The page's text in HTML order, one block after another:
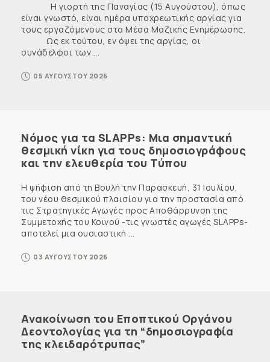
Η γιορτή της Παναγίας (15 Αυγούστου), όπως
είναι γνωστό, είναι ημέρα υποχρεωτικής αργίας για
τους εργαζόμενους στα Μέσα Μαζικής Ενημέρωσης.
Ως εκ τούτου, εν όψει της αργίας, οι
συνάδελφοι των ...
05 ΑΥΓΟΥΣΤΟΥ 2026
Νόμος για τα SLAPPs: Μια σημαντική
θεσμική νίκη για τους δημοσιογράφους
και την ελευθερία του Τύπου
Η ψήφιση από τη Βουλή την Παρασκευή, 31 Ιουλίου,
του νέου θεσμικού πλαισίου για την προστασία από
τις Στρατηγικές Αγωγές προς Αποθάρρυνση της
Συμμετοχής του Κοινού -τις γνωστές αγωγές SLAPPs-
αποτελεί μια ουσιαστική ...
03 ΑΥΓΟΥΣΤΟΥ 2026
Ανακοίνωση του Εποπτικού Οργάνου
Δεοντολογίας για τη “δημοσιογραφία
της κλειδαρότρυπας”